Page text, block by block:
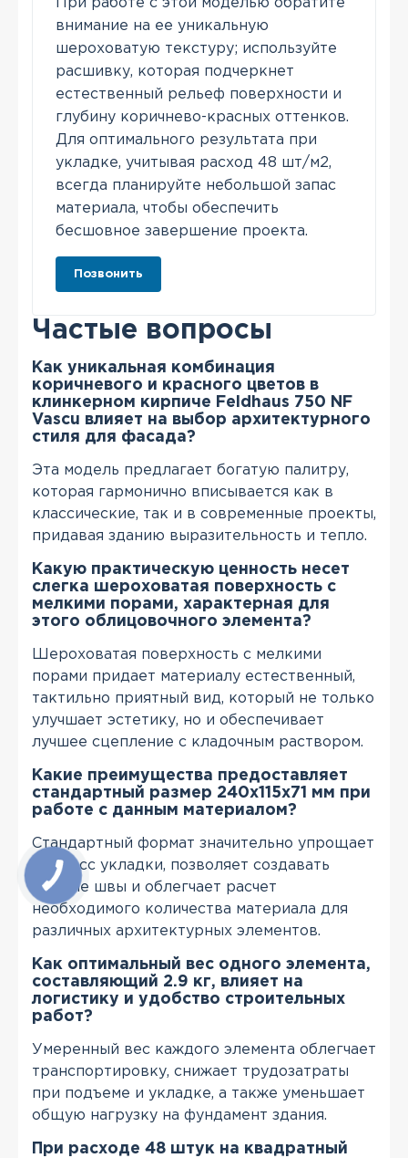
При работе с этой моделью обратите
внимание на ее уникальную
шероховатую текстуру; используйте
расшивку, которая подчеркнет
естественный рельеф поверхности и
глубину коричнево-красных оттенков.
Для оптимального результата при
укладке, учитывая расход 48 шт/м2,
всегда планируйте небольшой запас
материала, чтобы обеспечить
бесшовное завершение проекта.
Позвонить
Частые вопросы
Как уникальная комбинация
коричневого и красного цветов в
клинкерном кирпиче Feldhaus 750 NF
Vascu влияет на выбор архитектурного
стиля для фасада?
Эта модель предлагает богатую палитру,
которая гармонично вписывается как в
классические, так и в современные проекты,
придавая зданию выразительность и тепло.
Какую практическую ценность несет
слегка шероховатая поверхность с
мелкими порами, характерная для
этого облицовочного элемента?
Шероховатая поверхность с мелкими
порами придает материалу естественный,
тактильно приятный вид, который не только
улучшает эстетику, но и обеспечивает
лучшее сцепление с кладочным раствором.
Какие преимущества предоставляет
стандартный размер 240x115x71 мм при
работе с данным материалом?
Стандартный формат значительно упрощает
процесс укладки, позволяет создавать
ровные швы и облегчает расчет
необходимого количества материала для
различных архитектурных элементов.
Как оптимальный вес одного элемента,
составляющий 2.9 кг, влияет на
логистику и удобство строительных
работ?
Умеренный вес каждого элемента облегчает
транспортировку, снижает трудозатраты
при подъеме и укладке, а также уменьшает
общую нагрузку на фундамент здания.
При расходе 48 штук на квадратный